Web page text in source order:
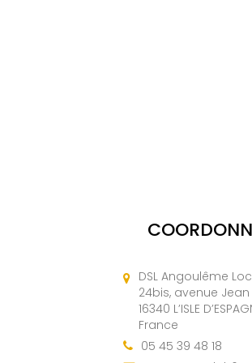
DSL Angoulême
24bis, avenue
16340 L’ISLE
France
05 45 39 48 18